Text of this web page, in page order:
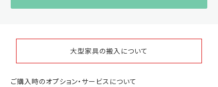
大型家具の搬入について
ご購入時のオプション・サービスについて